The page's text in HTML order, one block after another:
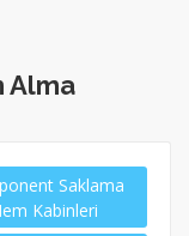
Alma
Saklama
Kabinleri